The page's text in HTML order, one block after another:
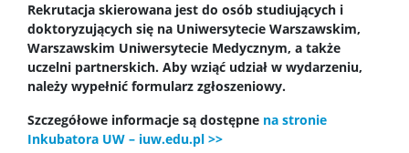
Strony prywatne
Badania i nauka
Zespoły badawcze
Rekrutacja skierowana jest do osób studiujących i
doktoryzujących się na Uniwersytecie Warszawskim,
Warszawskim Uniwersytecie Medycznym, a także
uczelni partnerskich. Aby wziąć udział w wydarzeniu,
należy wypełnić formularz zgłoszeniowy.
Szczegółowe informacje są dostępne na stronie
Inkubatora UW – iuw.edu.pl >>